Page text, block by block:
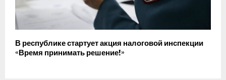
В республике стартует акция налоговой инспекции
«Время принимать решение!»